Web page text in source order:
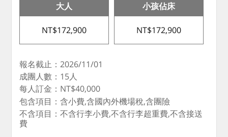
大人
NT$172,900
小孩佔床
NT$172,900
報名截止：2026/11/01
成團人數：15人
每人訂金：NT$40,000
包含項目：含小費,含國內外機場稅,含團險
不含項目：不含行李小費,不含行李超重費,不含接送
費